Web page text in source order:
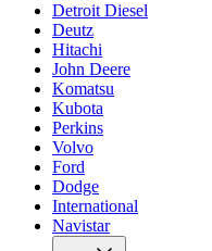
Detroit Diesel
Deutz
Hitachi
John Deere
Komatsu
Kubota
Perkins
Volvo
Ford
Dodge
International
Navistar